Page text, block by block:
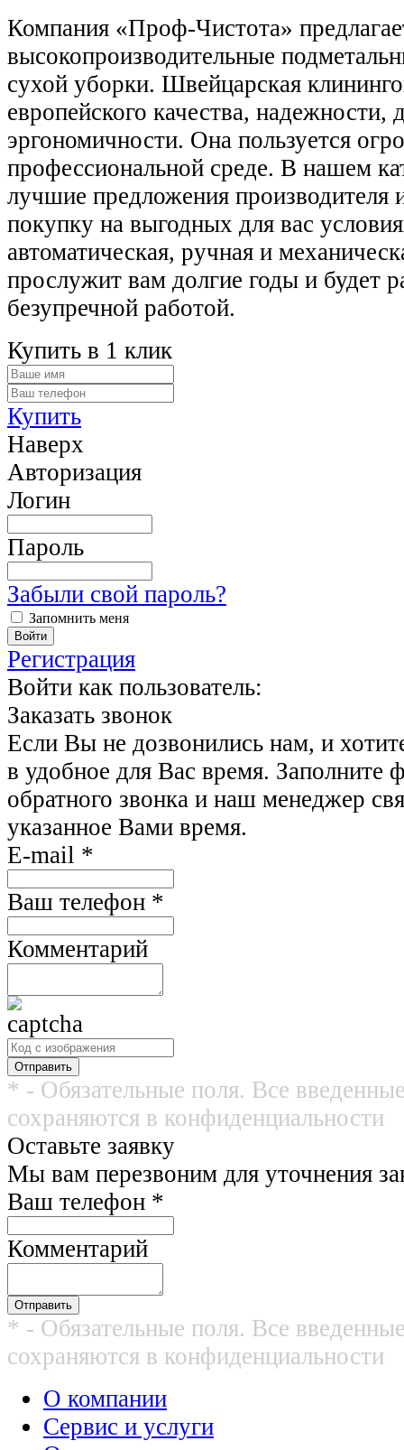
Компания «Проф-Чистота»
высокопроизводительные
сухой уборки. Швейцарская
европейского качества, надежности,
эргономичности. Она пользуется
профессиональной среде. В нашем
лучшие предложения производителя
покупку на выгодных для вас
автоматическая, ручная и
прослужит вам долгие годы и будет
безупречной работой.
Купить в 1 клик
Купить
Наверх
Авторизация
Логин
Пароль
Забыли свой пароль?
Запомнить меня
Регистрация
Войти как пользователь:
Заказать звонок
Если Вы не дозвонились нам, и
в удобное для Вас время. Заполните
обратного звонка и наш менеджер
указанное Вами время.
E-mail *
Ваш телефон *
Комментарий
* - Обязательные поля. Все
сохраняются в конфиденциальности
Оставьте заявку
Мы вам перезвоним для уточнения
Ваш телефон *
Комментарий
* - Обязательные поля. Все
сохраняются в конфиденциальности
О компании
Сервис и услуги